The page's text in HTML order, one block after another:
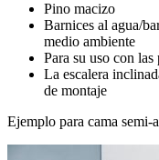
Pino macizo
Barnices al agua/
medio ambiente
Para su uso con
La escalera
de montaje
Ejemplo para cama semi-